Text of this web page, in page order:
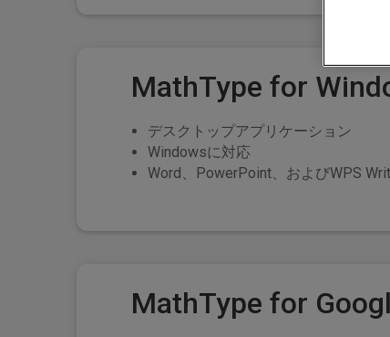
MathType for
デスクトップアプリケーション
Windowsに対応
Word、PowerPoint、およびWPS
MathType for